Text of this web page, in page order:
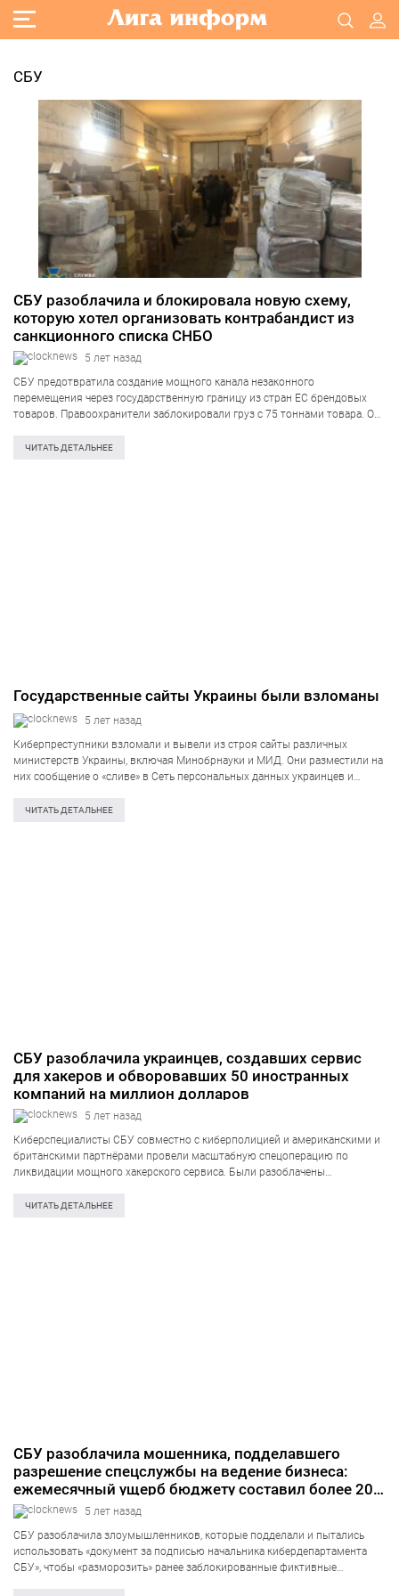
СБУ
СБУ разоблачила и блокировала новую схему,
которую хотел организовать контрабандист из
санкционного списка СНБО
5 лет назад
СБУ предотвратила создание мощного канала незаконного
перемещения через государственную границу из стран ЕС брендовых
товаров. Правоохранители заблокировали груз с 75 тоннами товара. Об
Контрабандную схему организовал гражданин Украины, который с
ЧИТАТЬ ДЕТАЛЬНЕЕ
Государственные сайты Украины были взломаны
5 лет назад
Киберпреступники взломали и вывели из строя сайты различных
министерств Украины, включая Минобрнауки и МИД. Они разместили на
них сообщение о «сливе» в Сеть персональных данных украинцев и
правительственных сайтов была приостановлена на…
ЧИТАТЬ ДЕТАЛЬНЕЕ
СБУ разоблачила украинцев, создавших сервис
для хакеров и обворовавших 50 иностранных
компаний на миллион долларов
5 лет назад
Киберспециалисты СБУ совместно с киберполицией и американскими и
британскими партнёрами провели масштабную спецоперацию по
ликвидации мощного хакерского сервиса. Были разоблачены
компании, а также оказывали платные услуги по подмене IP-адресов
ЧИТАТЬ ДЕТАЛЬНЕЕ
СБУ разоблачила мошенника, подделавшего
разрешение спецслужбы на ведение бизнеса:
ежемесячный ущерб бюджету составил более 20
млн грн
5 лет назад
CБУ разоблачила злоумышленников, которые подделали и пытались
использовать «документ за подписью начальника кибердепартамента
СБУ», чтобы «разморозить» ранее заблокированные фиктивные